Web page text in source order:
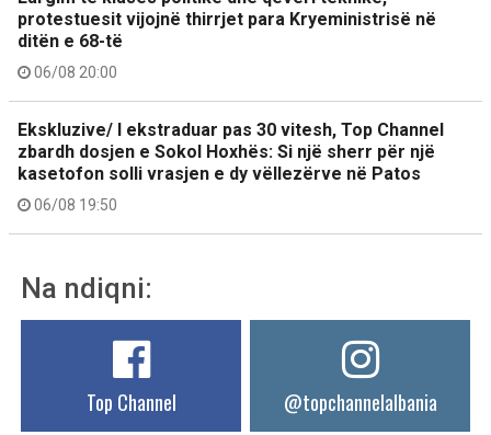
protestuesit vijojnë thirrjet para Kryeministrisë në
ditën e 68-të
06/08 20:00
Ekskluzive/ I ekstraduar pas 30 vitesh, Top Channel
zbardh dosjen e Sokol Hoxhës: Si një sherr për një
kasetofon solli vrasjen e dy vëllezërve në Patos
06/08 19:50
Na ndiqni:
Top Channel @topchannelalbania